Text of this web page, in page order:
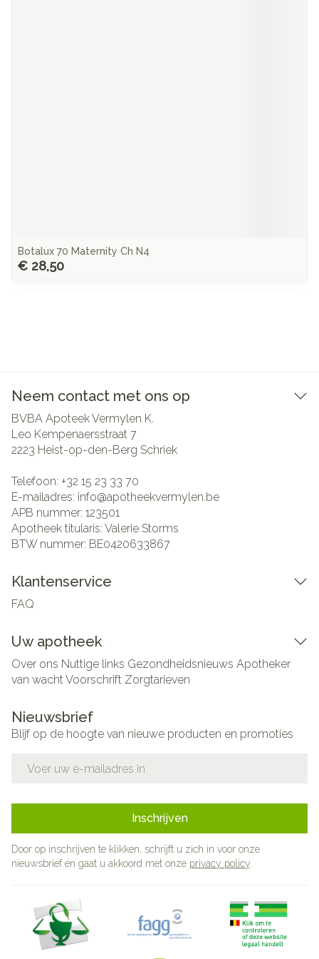
Botalux 70 Maternity Ch N4
€ 28,50
Neem contact met ons op
BVBA Apoteek Vermylen K.
Leo Kempenaersstraat 7
2223 Heist-op-den-Berg Schriek
Telefoon: +32 15 23 33 70
E-mailadres: info@apotheekvermylen.be
APB nummer: 123501
Apotheek titularis: Valerie Storms
BTW nummer: BE0420633867
Klantenservice
FAQ
Uw apotheek
Over ons Nuttige links Gezondheidsnieuws Apotheker
van wachtVoorschrift Zorgtarieven
Nieuwsbrief
Blijf op de hoogte van nieuwe producten en promoties
Inschrijven
Door op inschrijven te klikken, schrijft u zich in voor onze
nieuwsbrief en gaat u akkoord met onze privacy policy